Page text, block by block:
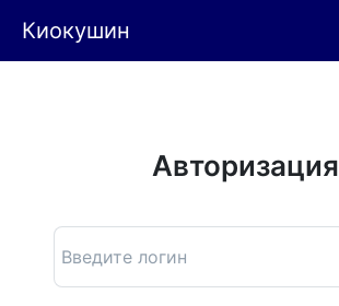
Киокушин
Авторизация